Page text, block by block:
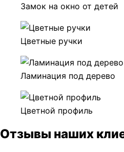
Замок на окно от детей
Цветные ручки
Ламинация под дерево
Цветной профиль
Отзывы наших